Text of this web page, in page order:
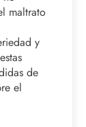
maltrato
y
de
el